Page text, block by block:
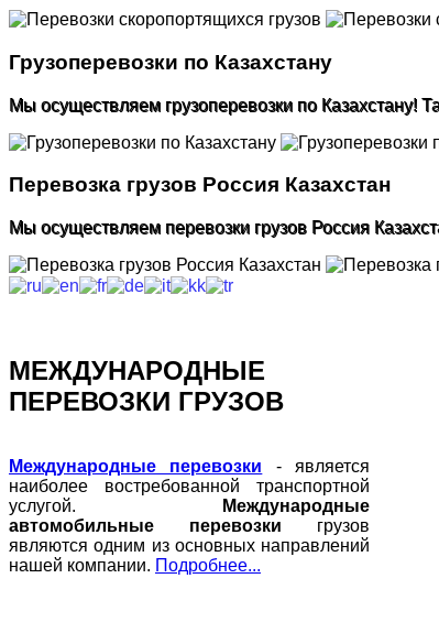
Грузоперевозки по Казахстану
Мы осуществляем грузоперевозки по Казахстану!
Перевозка грузов Россия Казахстан
Мы осуществляем перевозки грузов Россия
МЕЖДУНАРОДНЫЕ
ПЕРЕВОЗКИ ГРУЗОВ
Международные перевозки - является
наиболее востребованной транспортной
услугой.
Международные
автомобильные перевозки грузов
являются одним из основных направлений
нашей компании. Подробнее...